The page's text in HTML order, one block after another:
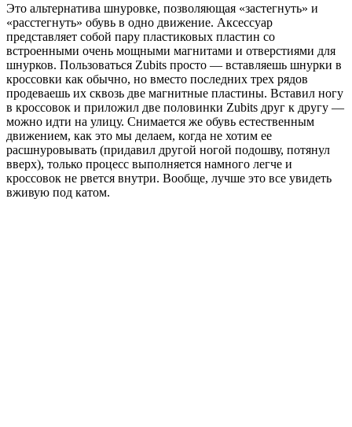
Это альтернатива шнуровке, позволяющая «застегнуть» и
«расстегнуть» обувь в одно движение. Аксессуар
представляет собой пару пластиковых пластин со
встроенными очень мощными магнитами и отверстиями для
шнурков. Пользоваться Zubits просто — вставляешь шнурки в
кроссовки как обычно, но вместо последних трех рядов
продеваешь их сквозь две магнитные пластины. Вставил ногу
в кроссовок и приложил две половинки Zubits друг к другу —
можно идти на улицу. Снимается же обувь естественным
движением, как это мы делаем, когда не хотим ее
расшнуровывать (придавил другой ногой подошву, потянул
вверх), только процесс выполняется намного легче и
кроссовок не рвется внутри. Вообще, лучше это все увидеть
вживую под катом.